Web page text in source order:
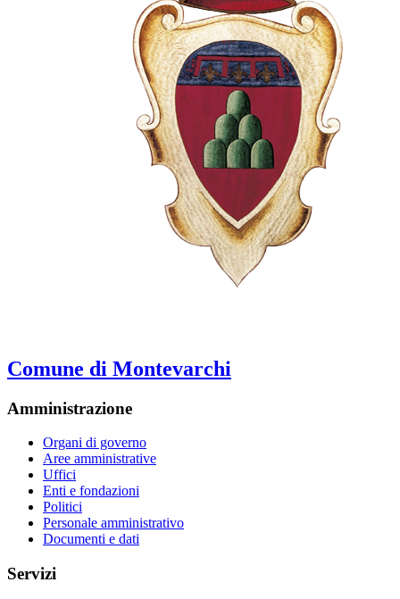
Comune di Montevarchi
Amministrazione
Organi di governo
Aree amministrative
Uffici
Enti e fondazioni
Politici
Personale amministrativo
Documenti e dati
Servizi